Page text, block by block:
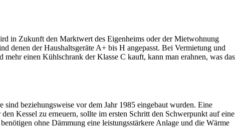
in Zukunft den Marktwert des Eigenheims oder der Mietwohnung
denen der Haushaltsgeräte A+ bis H angepasst. Bei Vermietung und
einen Kühlschrank der Klasse C kauft, kann man erahnen, was das
beziehungsweise vor dem Jahr 1985 eingebaut wurden. Eine
Kessel zu erneuern, sollte im ersten Schritt den Schwerpunkt auf eine
ohne Dämmung eine leistungsstärkere Anlage und die Wärme